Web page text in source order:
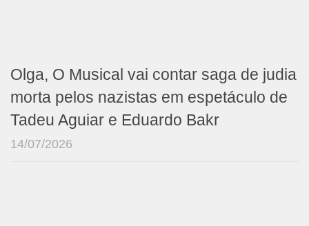
Olga, O Musical vai contar saga de judia
morta pelos nazistas em espetáculo de
Tadeu Aguiar e Eduardo Bakr
14/07/2026